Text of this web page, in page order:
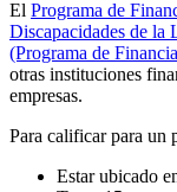
El Programa de
Discapacidades de la
(Programa de
otras instituciones
empresas.
Para calificar para un
Estar ubicado